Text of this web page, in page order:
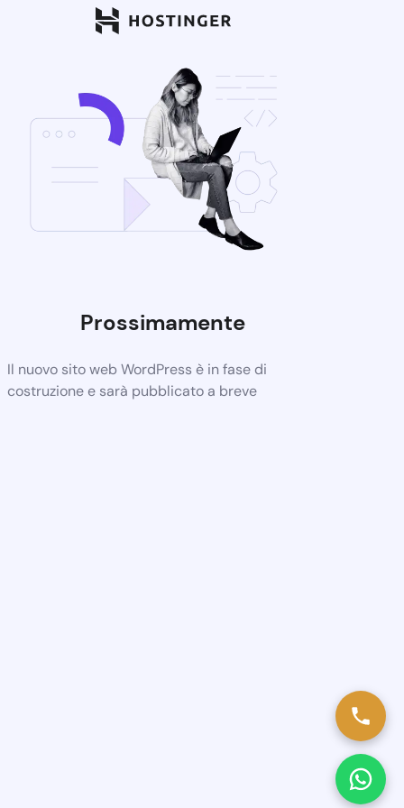
Prossimamente
Il nuovo sito web WordPress è in fase di
costruzione e sarà pubblicato a breve